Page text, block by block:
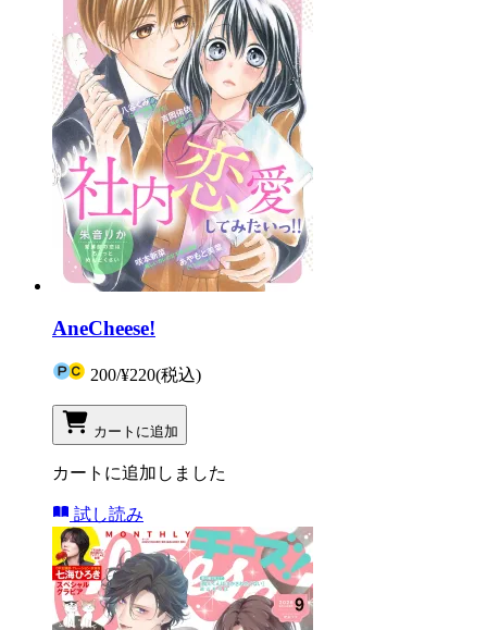
AneCheese!
200/¥220(税込)
カートに追加
カートに追加しました
試し読み